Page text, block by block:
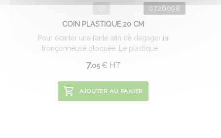
0726098
COIN PLASTIQUE 20 CM
Pour écarter une fente afin de dégager la
tronçonneuse bloquée. Le plastique ...
7.05 €HT
AJOUTER AU PANIER